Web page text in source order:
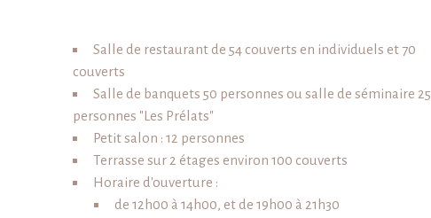
Salle de restaurant de 54 couverts en individuels et 70
couverts
Salle de banquets 50 personnes ou salle de séminaire 25
personnes "Les Prélats"
Petit salon : 12 personnes
Terrasse sur 2 étages environ 100 couverts
Horaire d'ouverture :
de 12h00 à 14h00, et de 19h00 à 21h30